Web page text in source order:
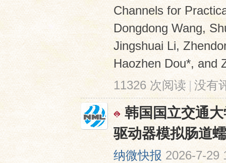
Channels for
Dongdong Wang,
Jingshuai Li,
Haozhen Dou*, and
11326 次阅读 | 没有
韩国国立交通
驱动器模拟肠道
纳微快报 2026-7-29